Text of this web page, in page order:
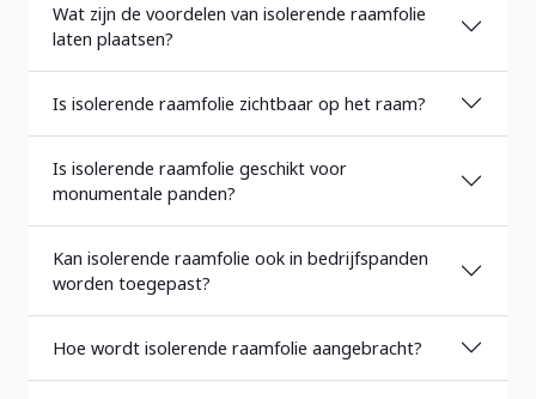
Wat zijn de voordelen van isolerende raamfolie
laten plaatsen?
Is isolerende raamfolie zichtbaar op het raam?
Is isolerende raamfolie geschikt voor
monumentale panden?
Kan isolerende raamfolie ook in bedrijfspanden
worden toegepast?
Hoe wordt isolerende raamfolie aangebracht?